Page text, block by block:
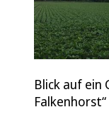
Blick auf ein